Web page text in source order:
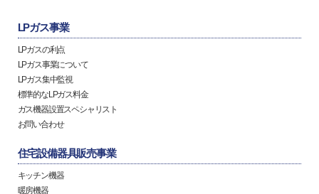
LPガス事業
LPガスの利点
LPガス事業について
LPガス集中監視
標準的なLPガス料金
ガス機器設置スペシャリスト
お問い合わせ
住宅設備器具販売事業
キッチン機器
暖房機器